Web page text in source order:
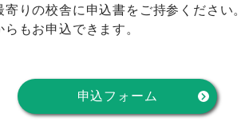
りの校舎に申込書をご持参ください。
もお申込できます。
申込フォーム